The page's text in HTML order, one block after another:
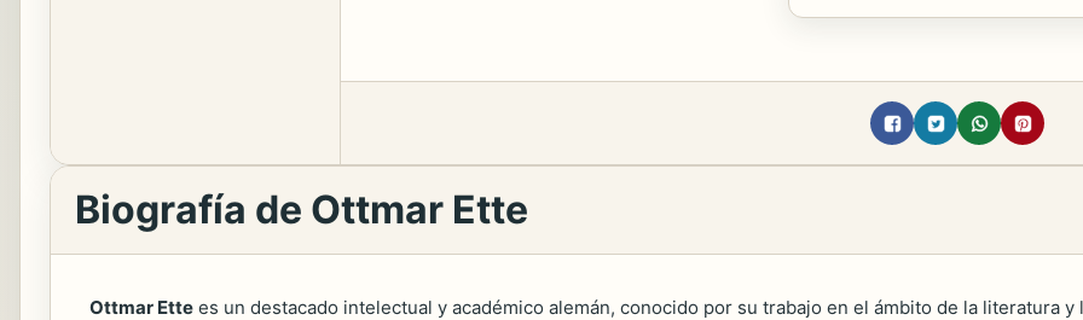
Biografía de Ottmar Ette
Ottmar Ette es un destacado intelectual y académico alemán, conocido por su trabajo en el ámbito de la literatura